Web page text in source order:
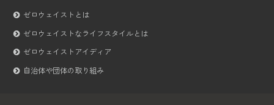
ゼロウェイストとは
ゼロウェイストなライフスタイルとは
ゼロウェイストアイディア
自治体や団体の取り組み